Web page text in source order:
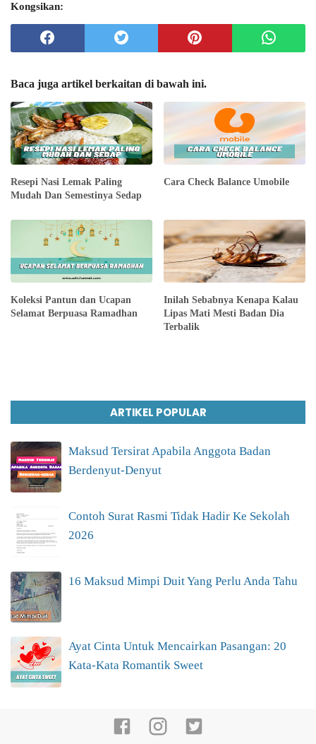
Kongsikan:
Baca juga artikel berkaitan di bawah ini.
Resepi Nasi Lemak Paling
Mudah Dan Semestinya Sedap
Cara Check Balance Umobile
Koleksi Pantun dan Ucapan
Selamat Berpuasa Ramadhan
Inilah Sebabnya Kenapa Kalau
Lipas Mati Mesti Badan Dia
Terbalik
ARTIKEL POPULAR
Maksud Tersirat Apabila Anggota Badan
Berdenyut-Denyut
Contoh Surat Rasmi Tidak Hadir Ke Sekolah
2026
16 Maksud Mimpi Duit Yang Perlu Anda Tahu
Ayat Cinta Untuk Mencairkan Pasangan: 20
Kata-Kata Romantik Sweet